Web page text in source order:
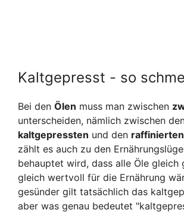
Kaltgepresst - so
Bei den Ölen muss man zwischen
unterscheiden, nämlich zwischen
kaltgepressten und den raffinierten
zählt es auch zu den
behauptet wird, dass alle Öle gleich
gleich wertvoll für die Ernährung
gesünder gilt tatsächlich das
aber was genau bedeutet